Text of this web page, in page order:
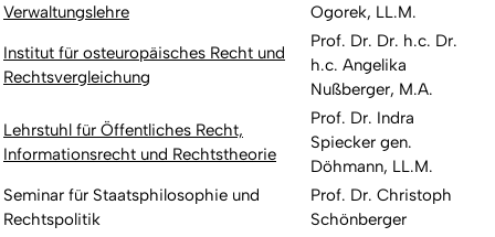
Verwaltungslehre
Ogorek, LL.M.
Institut für osteuropäisches Recht und
Rechtsvergleichung
Prof. Dr. Dr. h.c. Dr.
h.c. Angelika
Nußberger, M.A.
Lehrstuhl für Öffentliches Recht,
Informationsrecht und Rechtstheorie
Prof. Dr. Indra
Spiecker gen.
Döhmann, LL.M.
Seminar für Staatsphilosophie und
Rechtspolitik
Prof. Dr. Christoph
Schönberger